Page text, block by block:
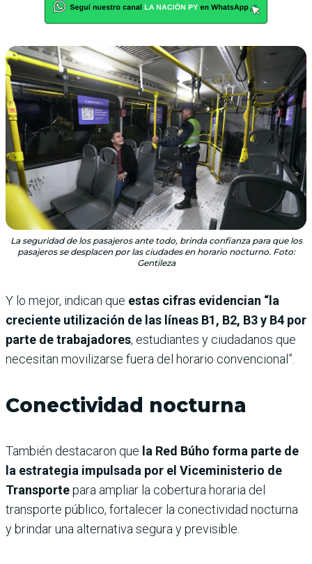
La seguridad de los pasajeros ante todo, brinda confianza para que los
pasajeros se desplacen por las ciudades en horario nocturno. Foto:
Gentileza
Y lo mejor, indican que estas cifras evidencian “la
creciente utilización de las líneas B1, B2, B3 y B4 por
parte de trabajadores, estudiantes y ciudadanos que
necesitan movilizarse fuera del horario convencional”.
Conectividad nocturna
También destacaron que la Red Búho forma parte de
la estrategia impulsada por el Viceministerio de
Transportepara ampliar la cobertura horaria del
transporte público, fortalecer la conectividad nocturna
y brindar una alternativa segura y previsible.